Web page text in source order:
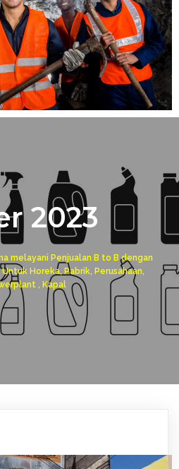
2023
melayani Penjualan B to B dengan
Horeka, Pabrik, Perusahaan,
, Kapal